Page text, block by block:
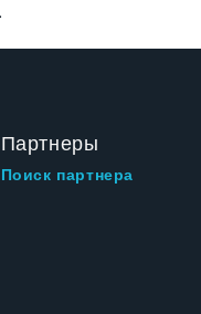
.
Партнеры
Поиск партнера